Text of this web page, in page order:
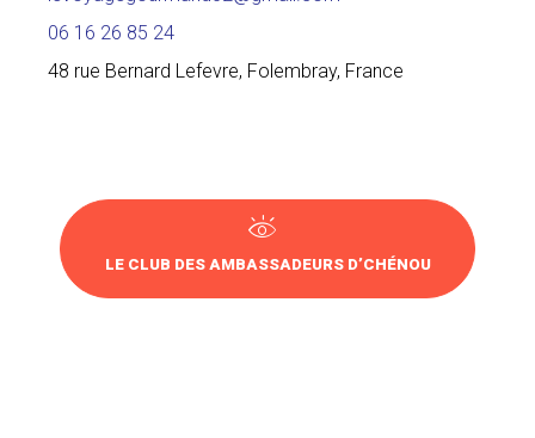
06 16 26 85 24
48 rue Bernard Lefevre, Folembray, France
LE CLUB DES AMBASSADEURS D’CHÉNOU